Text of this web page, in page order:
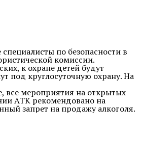
по безопасности в
комиссии.
к охране детей будут
под круглосуточную охрану. На
все мероприятия на открытых
АТК рекомендовано на
запрет на продажу алкоголя.